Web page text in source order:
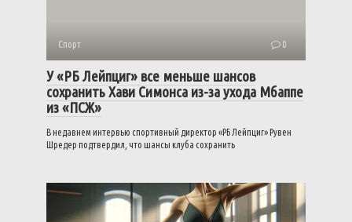
Спорт 0
У «РБ Лейпциг» все меньше шансов
сохранить Хави Симонса из-за ухода Мбаппе
из «ПСЖ»
В недавнем интервью спортивный директор «РБ Лейпциг» Рувен
Шредер подтвердил, что шансы клуба сохранить